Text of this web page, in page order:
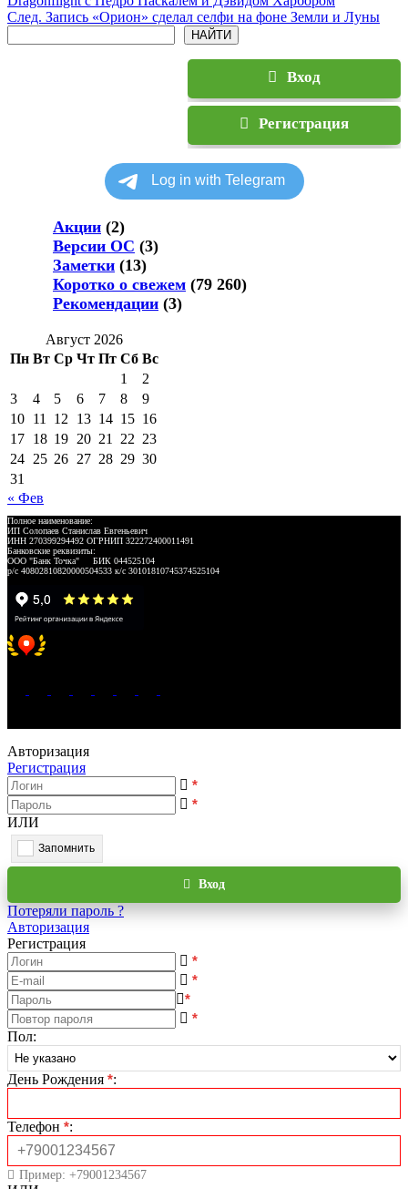
След. Запись «Орион» сделал селфи на фоне Земли и Луны
НАЙТИ
Вход
Регистрация
Акции (2)
Версии ОС (3)
Заметки (13)
Коротко о свежем (79 260)
Рекомендации (3)
Август 2026
Пн Вт Ср Чт Пт Сб Вс
1
2
3
4 5 6 7 8
9
10 11 12 13 14 15 16
17 18 19 20 21 22 23
24 25 26 27 28 29 30
31
« Фев
Полное наименование:
ИП Солопаев Станислав Евгеньевич
ИНН 270399294492 ОГРНИП 322272400011491
Банковские реквизиты:
ООО "Банк Точка" БИК 044525104
р/с 40802810820000504533 к/с 30101810745374525104
Авторизация
Регистрация
*
*
ИЛИ
Запомнить
Вход
Потеряли пароль ?
Авторизация
Регистрация
*
*
*
*
Пол:
День Рождения *:
Телефон *:
Пример: +79001234567